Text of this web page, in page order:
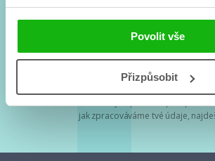
Povolit vše
Přizpůsobit
Souhlasím spodmínkami
Tvá e-mailová adresa je u nás v bezpečí. Přečti
jak zpracováváme tvé údaje,